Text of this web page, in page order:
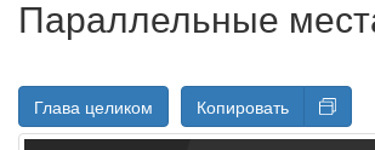
Параллельные
Глава целиком Копировать